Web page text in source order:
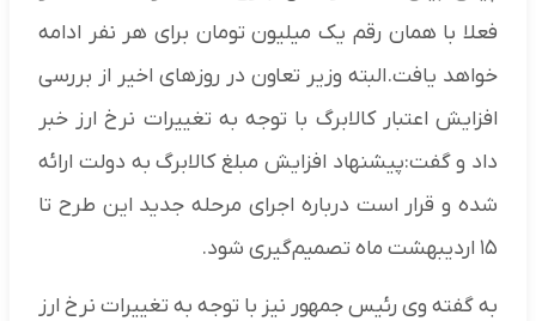
فعلا با همان رقم یک میلیون تومان برای هر نفر ادامه
خواهد یافت.البته وزیر تعاون در روزهای اخیر از بررسی
افزایش اعتبار کالابرگ با توجه به تغییرات نرخ ارز خبر
داد و گفت:پیشنهاد افزایش مبلغ کالابرگ به دولت ارائه
شده و قرار است درباره اجرای مرحله جدید این طرح تا
۱۵ اردیبهشت ماه تصمیم‌گیری شود.
به گفته وی رئیس جمهور نیز با توجه به تغییرات نرخ ارز